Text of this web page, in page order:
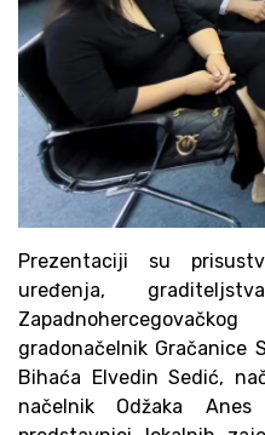
Prezentaciji su
uređenja,
gradonačelnik Gračanice
Bihaća Elvedin Sedić,
načelnik Odžaka